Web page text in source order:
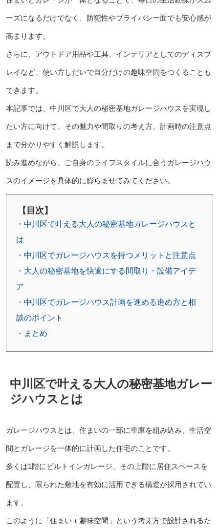
ーズになるだけでなく、防犯性やプライバシー面でも安心感が
高まります。
さらに、アウトドア用品や工具、インテリアとしてのディスプ
レイなど、使い方しだいで自分だけの趣味空間をつくることも
できます。
本記事では、中川区で大人の秘密基地ガレージハウスを実現し
たい方に向けて、その魅力や間取りの考え方、計画時の注意点
まで分かりやすく解説します。
読み進めながら、ご自身のライフスタイルに合うガレージハウ
スのイメージを具体的に膨らませてみてください。
【目次】
・中川区で叶える大人の秘密基地ガレージハウスと
は
・中川区でガレージハウスを持つメリットと注意点
・大人の秘密基地を快適にする間取り・設備アイデ
ア
・中川区でガレージハウス計画を進める進め方と相
談のポイント
・まとめ
中川区で叶える大人の秘密基地ガレー
ジハウスとは
ガレージハウスとは、住まいの一部に車庫を組み込み、生活空
間とガレージを一体的に計画した住宅のことです。
多くは1階にビルトインガレージ、その上階に居住スペースを
配置し、限られた敷地を有効に活用できる構造が採用されてい
ます。
このように「住まい＋趣味空間」という考え方で設計されるた